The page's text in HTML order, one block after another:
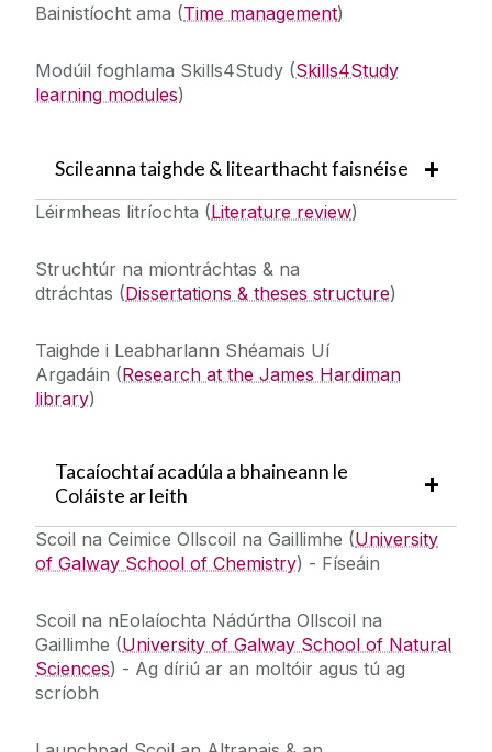
Bainistíocht ama (Time management)
Modúil foghlama Skills4Study (Skills4Study
learning modules)
Scileanna taighde & litearthacht faisnéise
Léirmheas litríochta (Literature review)
Struchtúr na miontráchtas & na
dtráchtas (Dissertations & theses structure)
Taighde i Leabharlann Shéamais Uí
Argadáin (Research at the James Hardiman
library)
Tacaíochtaí acadúla a bhaineann le
Coláiste ar leith
Scoil na Ceimice Ollscoil na Gaillimhe (University
of Galway School of Chemistry) - Físeáin
Scoil na nEolaíochta Nádúrtha Ollscoil na
Gaillimhe (University of Galway School of Natural
Sciences) - Ag díriú ar an moltóir agus tú ag
scríobh